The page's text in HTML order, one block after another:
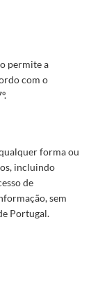
permite a
com o
forma ou
incluindo
de
sem
Portugal.